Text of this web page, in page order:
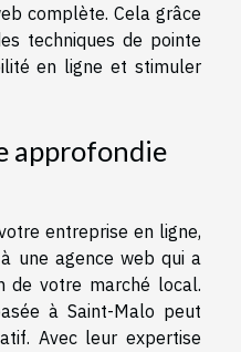
complète. Cela grâce
techniques de pointe
en ligne et stimuler
approfondie
entreprise en ligne,
une agence web qui a
de votre marché local.
à Saint-Malo peut
Avec leur expertise